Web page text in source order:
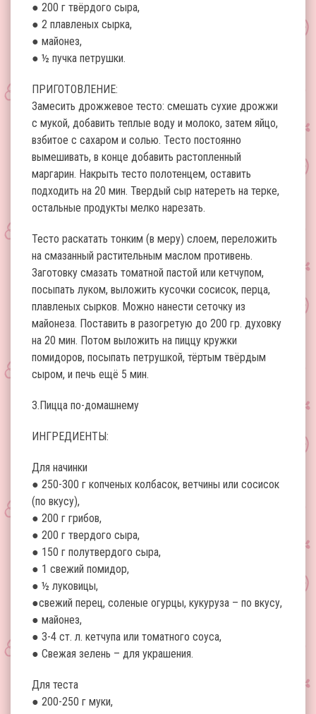
● 200 г твёрдого сыра,
● 2 плавленых сырка,
● майонез,
● ½ пучка петрушки.
ПРИГОТОВЛЕНИЕ:
Замесить дрожжевое тесто: смешать сухие дрожжи
с мукой, добавить теплые воду и молоко, затем яйцо,
взбитое с сахаром и солью. Тесто постоянно
вымешивать, в конце добавить растопленный
маргарин. Накрыть тесто полотенцем, оставить
подходить на 20 мин. Твердый сыр натереть на терке,
остальные продукты мелко нарезать.
Тесто раскатать тонким (в меру) слоем, переложить
на смазанный растительным маслом противень.
Заготовку смазать томатной пастой или кетчупом,
посыпать луком, выложить кусочки сосисок, перца,
плавленых сырков. Можно нанести сеточку из
майонеза. Поставить в разогретую до 200 гр. духовку
на 20 мин. Потом выложить на пиццу кружки
помидоров, посыпать петрушкой, тёртым твёрдым
сыром, и печь ещё 5 мин.
3.Пицца по-домашнему
ИНГРЕДИЕНТЫ:
Для начинки
● 250-300 г копченых колбасок, ветчины или сосисок
(по вкусу),
● 200 г грибов,
● 200 г твердого сыра,
● 150 г полутвердого сыра,
● 1 свежий помидор,
● ½ луковицы,
●свежий перец, соленые огурцы, кукуруза – по вкусу,
● майонез,
● 3-4 ст. л. кетчупа или томатного соуса,
● Свежая зелень – для украшения.
Для теста
● 200-250 г муки,